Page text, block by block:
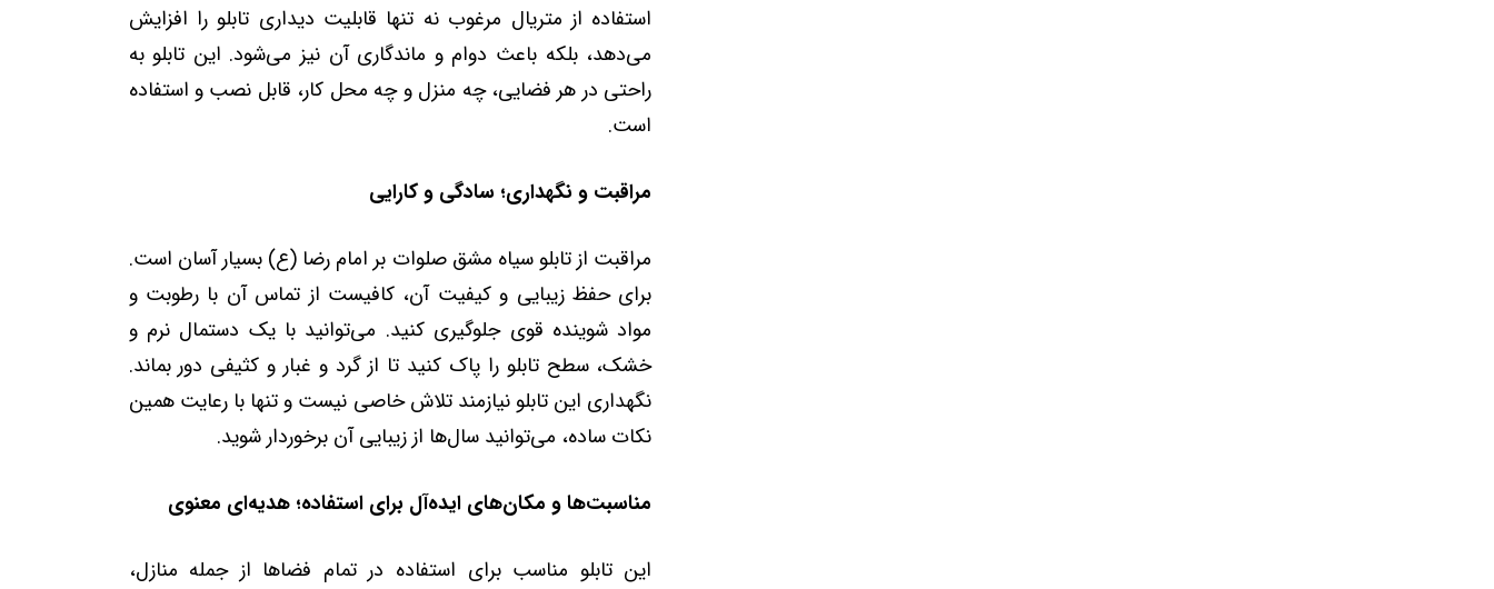
استفاده از متریال مرغوب نه تنها قابلیت دیداری تابلو را افزایش
می‌دهد، بلکه باعث دوام و ماندگاری آن نیز می‌شود. این تابلو به
راحتی در هر فضایی، چه منزل و چه محل کار، قابل نصب و استفاده
است.
مراقبت و نگهداری؛ سادگی و کارایی
مراقبت از تابلو سیاه مشق صلوات بر امام رضا (ع) بسیار آسان است.
برای حفظ زیبایی و کیفیت آن، کافیست از تماس آن با رطوبت و
مواد شوینده قوی جلوگیری کنید. می‌توانید با یک دستمال نرم و
خشک، سطح تابلو را پاک کنید تا از گرد و غبار و کثیفی دور بماند.
نگهداری این تابلو نیازمند تلاش خاصی نیست و تنها با رعایت همین
نکات ساده، می‌توانید سال‌ها از زیبایی آن برخوردار شوید.
مناسبت‌ها و مکان‌های ایده‌آل برای استفاده؛ هدیه‌ای معنوی
این تابلو مناسب برای استفاده در تمام فضاها از جمله منازل،